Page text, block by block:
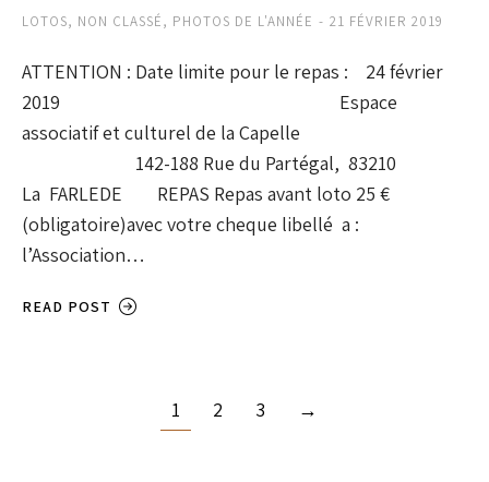
LOTOS, NON CLASSÉ, PHOTOS DE L'ANNÉE 21 FÉVRIER 2019
ATTENTION : Date limite pour le repas : 24 février
2019 Espace
associatif et culturel de la Capelle
142-188 Rue du Partégal, 83210
La FARLEDE REPAS Repas avant loto 25 €
(obligatoire)avec votre cheque libellé a :
l’Association…
READ POST
1 2 3 →